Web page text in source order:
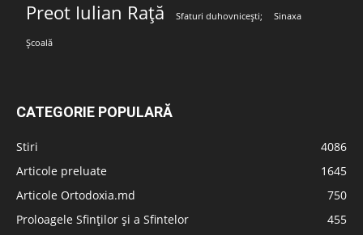
Preot Iulian Rață Sfaturi duhovnicești; Sinaxa
Școală
CATEGORIE POPULARĂ
Stiri
4086
Articole preluate
1645
Articole Ortodoxia.md
750
Proloagele Sfinților și a Sfintelor
455